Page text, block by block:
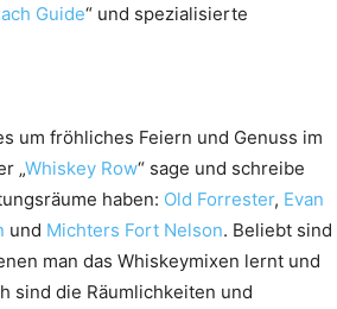
Guide“ und spezialisierte
um fröhliches Feiern und Genuss im
„Whiskey Row“ sage und schreibe
haben: Old Forrester, Evan
und Michters Fort Nelson. Beliebt sind
man das Whiskeymixen lernt und
sind die Räumlichkeiten und